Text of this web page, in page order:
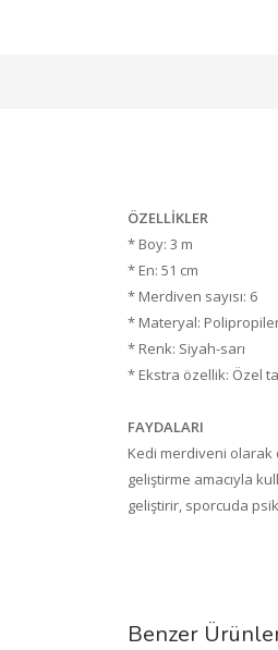
ÖZELLİKLER
* Boy: 3 m
* En: 51 cm
* Merdiven sayısı: 6
* Materyal:
* Renk: Siyah-sarı
* Ekstra özellik: Özel
FAYDALARI
Kedi merdiveni
geliştirme amacıyla
geliştirir, sporcuda
Benzer